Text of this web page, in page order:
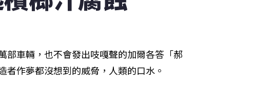
部車輛，也不會發出吱嘎聲的加爾各答「郝
作夢都沒想到的威脅，人類的口水。